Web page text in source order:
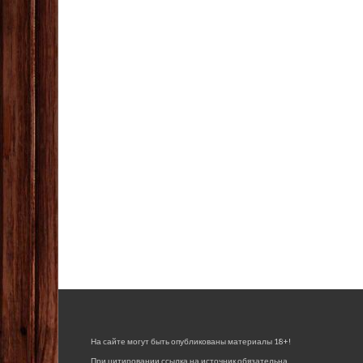
На сайте могут быть опубликованы материалы 18+!
При цитировании ссылка на источник обязательна.